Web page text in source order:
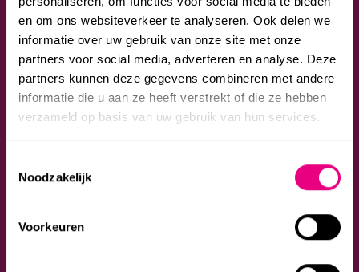
en om ons websiteverkeer te analyseren. Ook delen we
informatie over uw gebruik van onze site met onze
partners voor social media, adverteren en analyse. Deze
partners kunnen deze gegevens combineren met andere
informatie die u aan ze heeft verstrekt of die ze hebben
verzameld op basis van uw gebruik van hun services.
Noodzakelijk
Voorkeuren
Onze vastgoedrecht advocaten
adviseren over alle juridische aspecten
als het gaat om bouwen, installeren,
omgevingsplannen, vergunningen,
planschade, koop en huur en